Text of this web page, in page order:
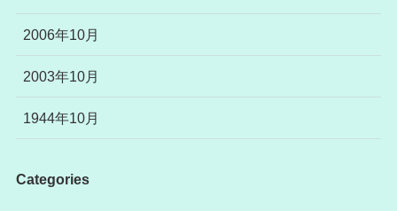
2006年10月
2003年10月
1944年10月
Categories